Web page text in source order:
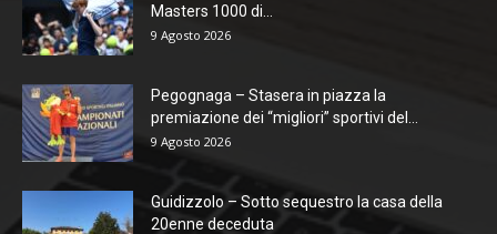
Masters 1000 di...
9 Agosto 2026
Pegognaga – Stasera in piazza la
premiazione dei “migliori” sportivi del...
9 Agosto 2026
Guidizzolo – Sotto sequestro la casa della
20enne deceduta